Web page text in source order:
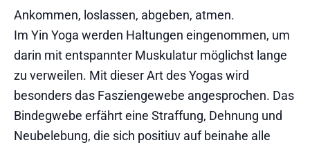
Ankommen, loslassen, abgeben, atmen.
Im Yin Yoga werden Haltungen eingenommen, um
darin mit entspannter Muskulatur möglichst lange
zu verweilen. Mit dieser Art des Yogas wird
besonders das Fasziengewebe angesprochen. Das
Bindegwebe erfährt eine Straffung, Dehnung und
Neubelebung, die sich positiuv auf beinahe alle